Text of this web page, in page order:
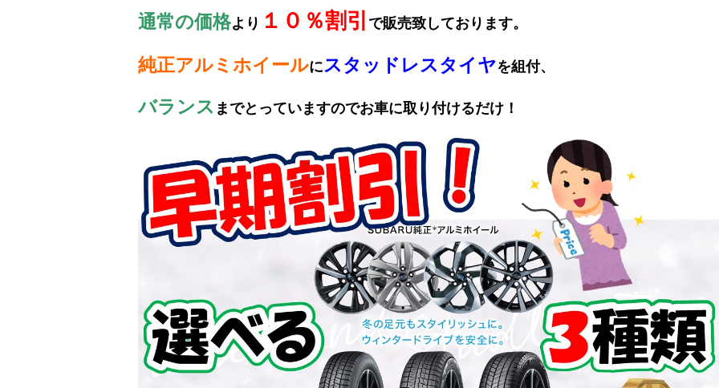
通常の価格より １０％割引 で販売致しております。
純正アルミホイールにスタッドレスタイヤを組付、
バランス までとっていますのでお車に取り付けるだけ！